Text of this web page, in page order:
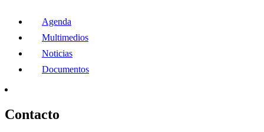
Agenda
Multimedios
Noticias
Documentos
Contacto